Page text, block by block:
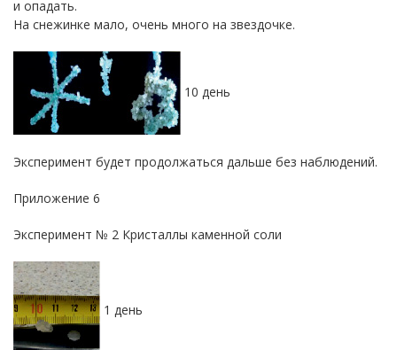
и опадать.
На снежинке мало, очень много на звездочке.
10 день
Эксперимент будет продолжаться дальше без наблюдений.
Приложение 6
Эксперимент № 2 Кристаллы каменной соли
1 день